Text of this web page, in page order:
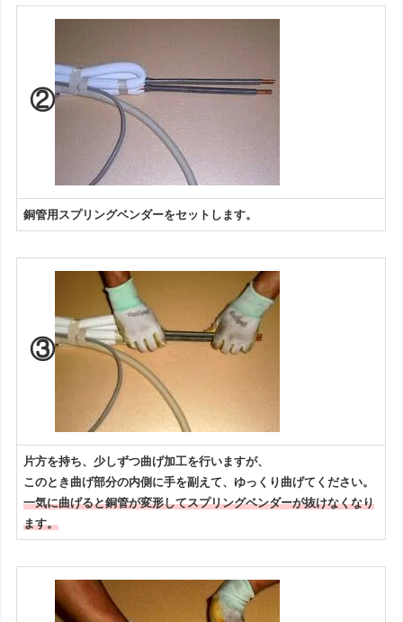
②
銅管用スプリングベンダーをセットします。
③
片方を持ち、少しずつ曲げ加工を行いますが、
このとき曲げ部分の内側に手を副えて、ゆっくり曲げてください。
一気に曲げると銅管が変形してスプリングベンダーが抜けなくなり
ます。